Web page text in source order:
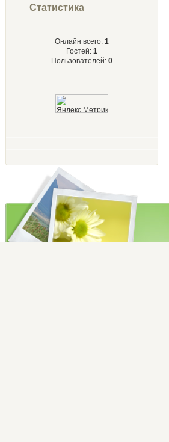
Статистика
Онлайн всего: 1
Гостей: 1
Пользователей: 0